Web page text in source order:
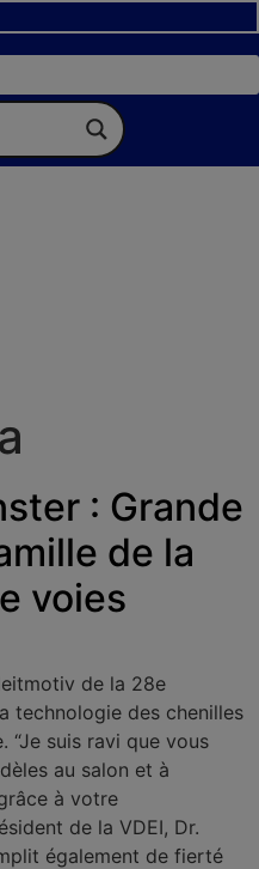
: Grande
de la
voies
de la 28e
technologie des chenilles
“Je suis ravi que vous
au salon et à
à votre
de la VDEI, Dr.
également de fierté